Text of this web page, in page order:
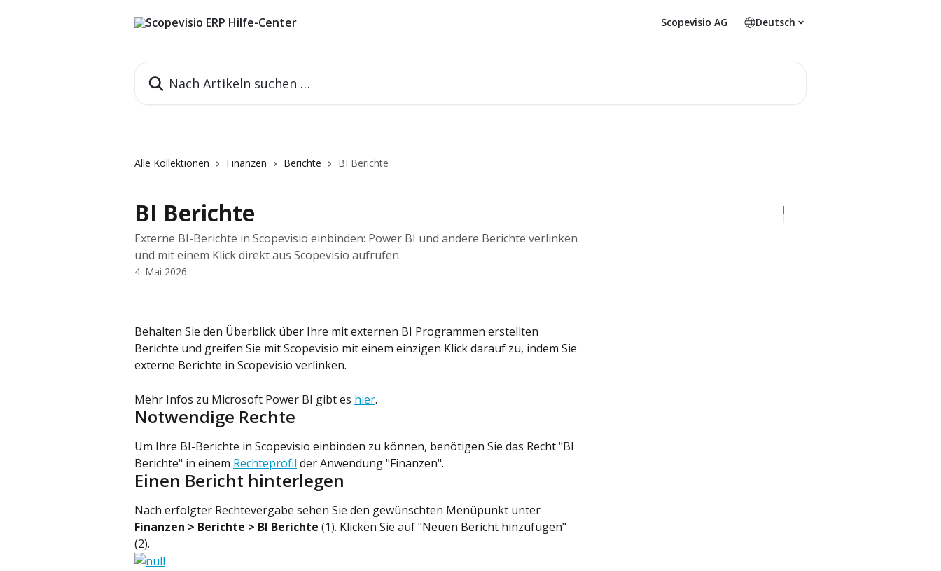
Scopevisio AG Deutsch
Alle Kollektionen Finanzen Berichte BI Berichte
BI Berichte
Externe BI-Berichte in Scopevisio einbinden: Power BI und andere Berichte verlinken
und mit einem Klick direkt aus Scopevisio aufrufen.
4. Mai 2026
Behalten Sie den Überblick über Ihre mit externen BI Programmen erstellten
Berichte und greifen Sie mit Scopevisio mit einem einzigen Klick darauf zu, indem Sie
externe Berichte in Scopevisio verlinken.
Mehr Infos zu Microsoft Power BI gibt es hier.
Notwendige Rechte
Um Ihre BI-Berichte in Scopevisio einbinden zu können, benötigen Sie das Recht "BI
Berichte" in einem Rechteprofil der Anwendung "Finanzen".
Einen Bericht hinterlegen
Nach erfolgter Rechtevergabe sehen Sie den gewünschten Menüpunkt unter
Finanzen > Berichte > BI Berichte (1). Klicken Sie auf "Neuen Bericht hinzufügen"
(2).